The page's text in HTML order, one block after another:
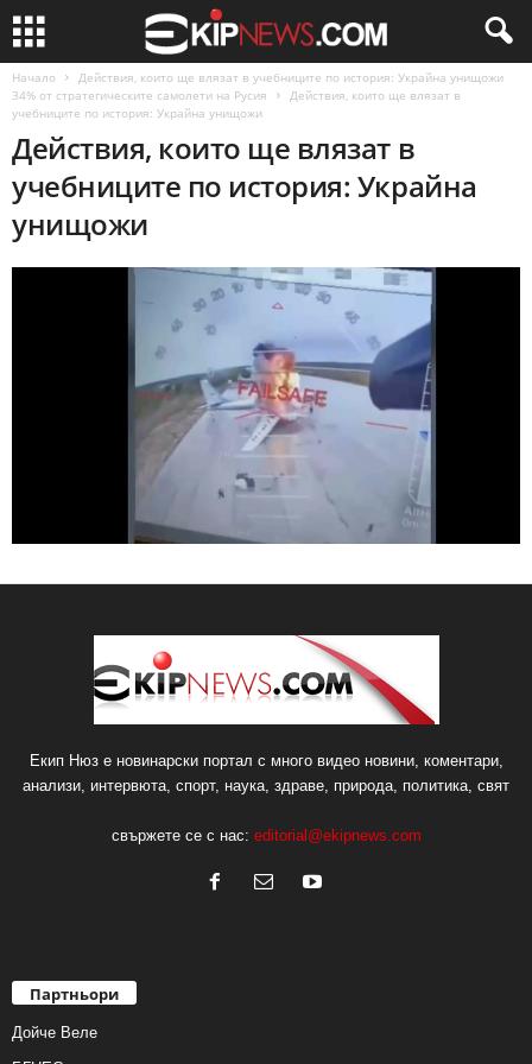
Начало
Действия, които ще влязат в учебниците по история: Украйна унищожи
34% от стратегическите самолети на Русия
Действия, които ще влязат в
учебниците по история: Украйна унищожи
Действия, които ще влязат в
учебниците по история: Украйна
унищожи
Екип Нюз е новинарски портал с много видео новини, коментари,
анализи, интервюта, спорт, наука, здраве, природа, политика, свят
свържете се с нас: editorial@ekipnews.com
Партньори
Дойче Веле